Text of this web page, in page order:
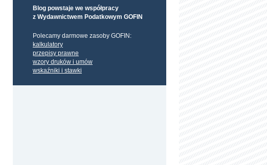
Blog powstaje we współpracy
z Wydawnictwem Podatkowym GOFIN
Polecamy darmowe zasoby GOFIN:
kalkulatory
przepisy prawne
wzory druków i umów
wskaźniki i stawki